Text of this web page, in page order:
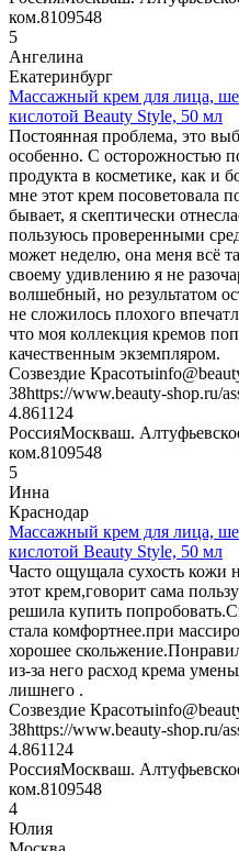
ком.8109548
5
Ангелина
Екатеринбург
Массажный крем для лица,
кислотой Beauty Style, 50 мл
Постоянная проблема, это
особенно. С осторожностью
продукта в косметике, как и
мне этот крем посоветовала
бывает, я скептически
пользуюсь проверенными
может неделю, она меня всё
своему удивлению я не
волшебный, но результатом
не сложилось плохого
что моя коллекция кремов
качественным экземпляром.
Созвездие Красоты
38https://www.beauty-shop.ru/
4.8611 24
РоссияМоскваш.
ком.8109548
5
Инна
Краснодар
Массажный крем для лица,
кислотой Beauty Style, 50 мл
Часто ощущала сухость кожи
этот крем,говорит сама
решила купить
стала комфортнее.при
хорошее
из-за него расход крема
лишнего .
Созвездие Красоты
38https://www.beauty-shop.ru/
4.8611 24
РоссияМоскваш.
ком.8109548
4
Юлия